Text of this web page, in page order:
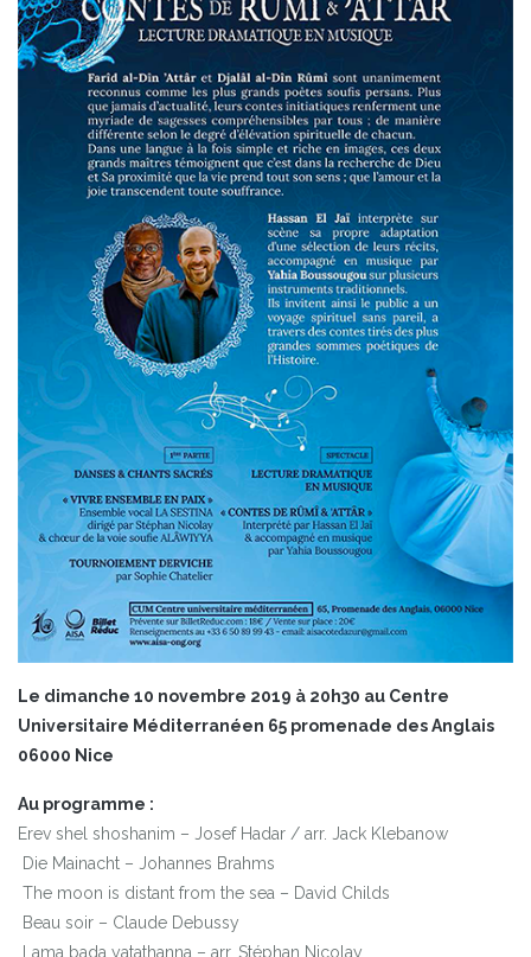
Le dimanche 10 novembre 2019 à 20h30 au Centre
Universitaire Méditerranéen 65 promenade des Anglais
06000 Nice
Au programme :
Erev shel shoshanim – Josef Hadar / arr. Jack Klebanow
Die Mainacht – Johannes Brahms
The moon is distant from the sea – David Childs
Beau soir – Claude Debussy
Lama bada yatathanna – arr. Stéphan Nicolay